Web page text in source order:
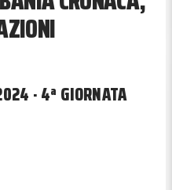
· 4ª GIORNATA